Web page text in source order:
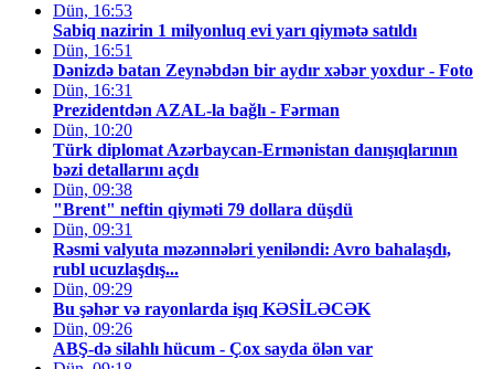
Dün, 16:53
Sabiq nazirin 1 milyonluq evi yarı qiymətə satıldı
Dün, 16:51
Dənizdə batan Zeynəbdən bir aydır xəbər yoxdur - Foto
Dün, 16:31
Prezidentdən AZAL-la bağlı - Fərman
Dün, 10:20
Türk diplomat Azərbaycan-Ermənistan danışıqlarının
bəzi detallarını açdı
Dün, 09:38
"Brent" neftin qiyməti 79 dollara düşdü
Dün, 09:31
Rəsmi valyuta məzənnələri yeniləndi: Avro bahalaşdı,
rubl ucuzlaşdış...
Dün, 09:29
Bu şəhər və rayonlarda işıq KƏSİLƏCƏK
Dün, 09:26
ABŞ-də silahlı hücum - Çox sayda ölən var